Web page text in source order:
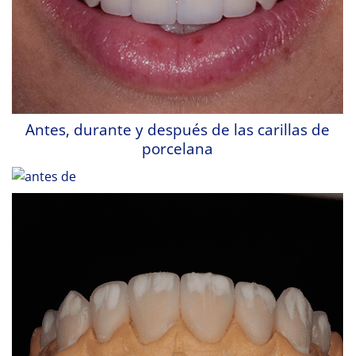
Antes, durante y después de las carillas de
porcelana